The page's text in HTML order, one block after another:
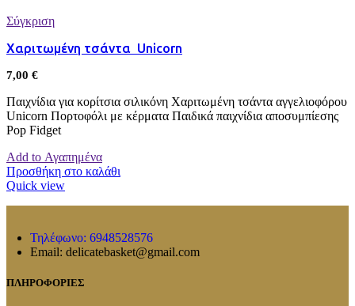
Σύγκριση
Χαριτωμένη τσάντα Unicorn
7,00 €
Παιχνίδια για κορίτσια σιλικόνη Χαριτωμένη τσάντα αγγελιοφόρου
Unicorn Πορτοφόλι με κέρματα Παιδικά παιχνίδια αποσυμπίεσης
Pop Fidget
Add to Αγαπημένα
Προσθήκη στο καλάθι
Quick view
Τηλέφωνο: 6948528576
Email: delicatebasket@gmail.com
ΠΛΗΡΟΦΟΡΙΕΣ